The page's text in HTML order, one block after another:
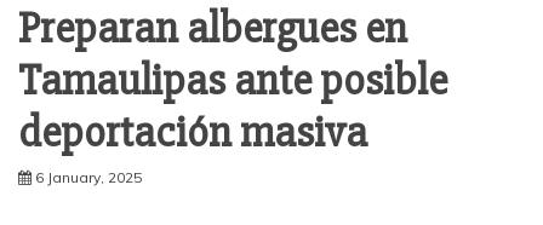
Preparan albergues en
Tamaulipas ante posible
deportación masiva
6 January, 2025